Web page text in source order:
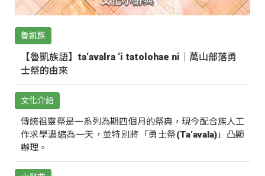
魯凱族
【魯凱族語】ta‘avalra ‘i tatolohae ni｜萬山部落勇
士祭的由來
文化介紹
傳統祖靈祭是一系列為期四個月的祭典，現今配合族人工
作求學濃縮為一天，並特別將「勇士祭(Ta‘avala)」凸顯
辦理。